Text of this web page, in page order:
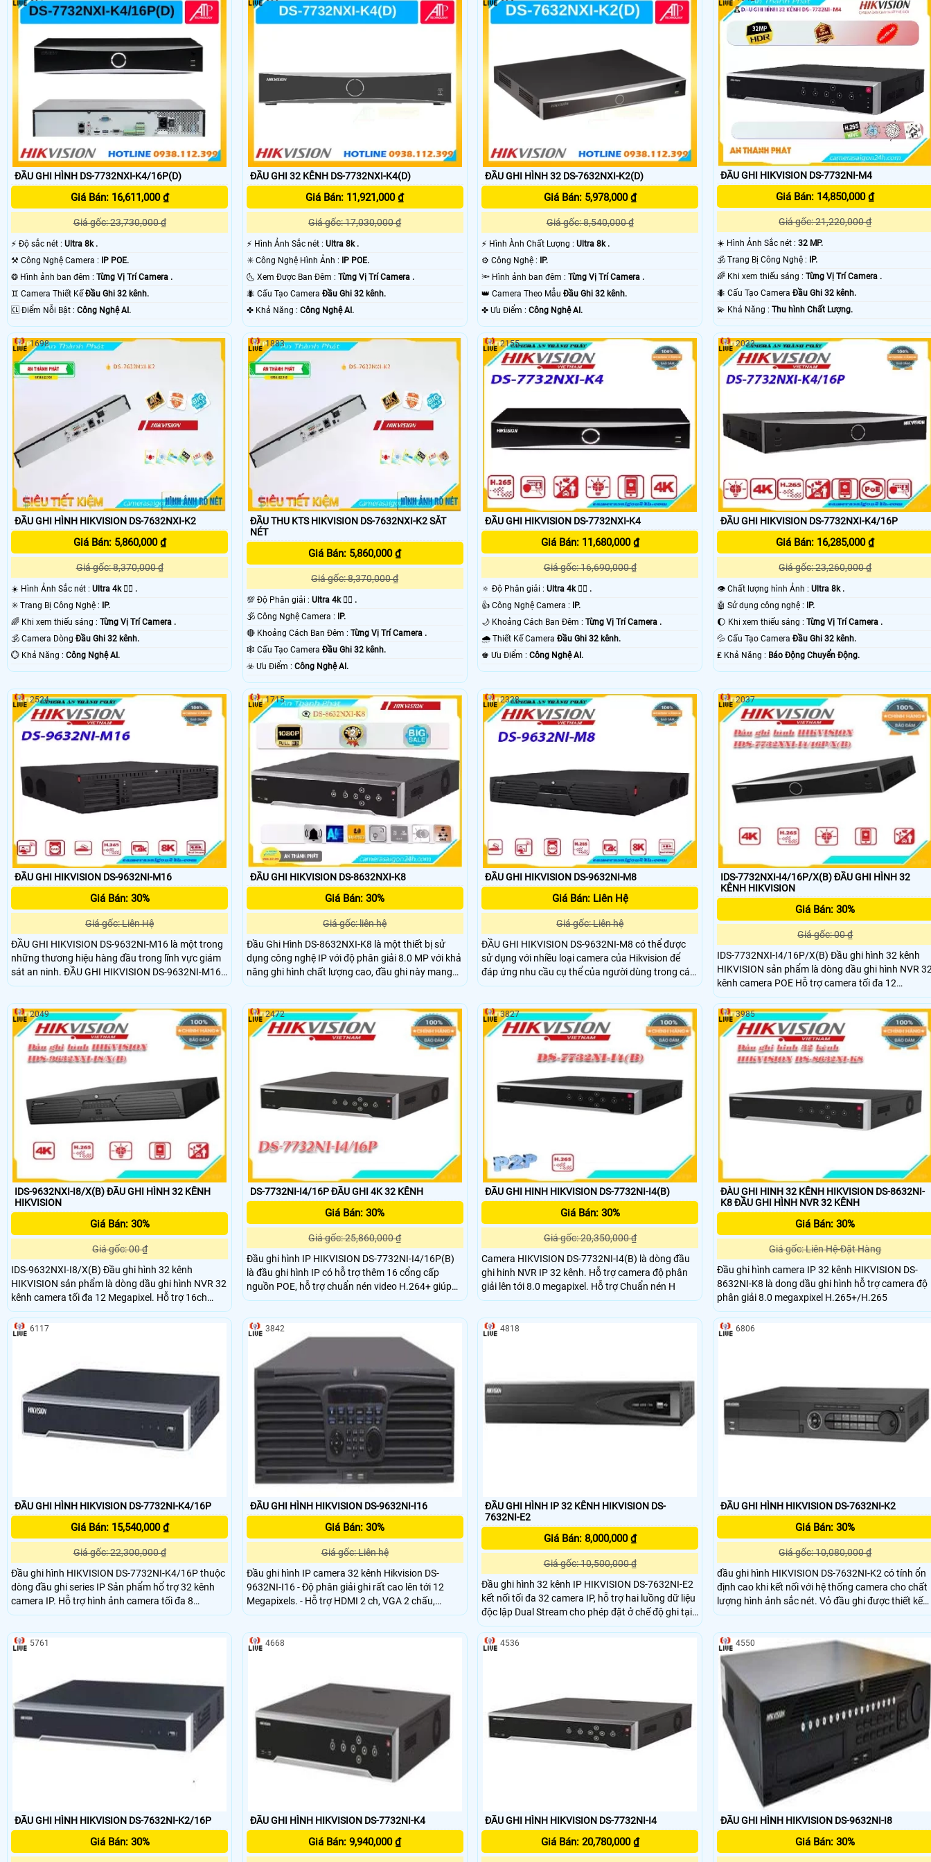
'
ĐẦU GHI HÌNH DS-7732NXI-K4/16P(D)
Giá Bán: 16,611,000 ₫
Giá gốc: 23,730,000 ₫
️⚡ Độ sắc nét : Ultra 8k .
⚒ Công Nghệ Camera :
IP POE.
❂ Hình ảnh ban đêm : Từng Vị Trí Camera .
♊ Camera Thiết Kế Đầu Ghi 32 kênh.
️🆑 Điểm Nỗi Bật : Công Nghệ AI.
ĐẦU GHI 32 KÊNH DS-7732NXI-K4(D)
Giá Bán: 11,921,000 ₫
Giá gốc: 17,030,000 ₫
️⚡ Hình Ảnh Sắc nét : Ultra 8k .
✳️ Công Nghệ Hình Ảnh :
IP POE.
🌜 Xem Được Ban Đêm : Từng Vị Trí Camera .
🐜 Cấu Tạo Camera Đầu Ghi 32 kênh.
️✤ Khả Năng : Công Nghệ AI.
ĐẦU GHI HÌNH 32 DS-7632NXI-K2(D)
Giá Bán: 5,978,000 ₫
Giá gốc: 8,540,000 ₫
️⚡ Hình Ành Chất Lượng :Ultra 8k .
⚙ Công Nghệ :
IP.
🔦 Hình ảnh ban đêm :Từng Vị Trí Camera .
👑 Camera Theo MẫuĐầu Ghi 32 kênh.
️✤ Ưu Điểm :Công Nghệ AI.
ĐẦU GHI HIKVISION DS-7732NI-M4
Giá Bán: 14,850,000 ₫
Giá gốc: 21,220,000 ₫
☀️ Hình Ảnh Sắc nét : 32 MP.
🕉️ Trang Bị Công Nghệ : IP.
🌈 Khi xem thiếu sáng : Từng Vị Trí Camera .
🐜 Cấu Tạo Camera Đầu Ghi 32 kênh.
️💫 Khả Năng : Thu hình Chất Lượng.
ĐẦU GHI HÌNH HIKVISION DS-7632NXI-K2
Giá Bán: 5,860,000 ₫
Giá gốc: 8,370,000 ₫
☀️ Hình Ảnh Sắc nét : Ultra 4k 👍🏾 .
✳️ Trang Bị Công Nghệ :
IP.
🌈 Khi xem thiếu sáng : Từng Vị Trí Camera .
🕉️ Camera Dòng Đầu Ghi 32 kênh.
️💮 Khả Năng : Công Nghệ AI.
1698
ĐẦU THU KTS HIKVISION DS-7632NXI-K2 SẮT
NÉT
Giá Bán: 5,860,000 ₫
Giá gốc: 8,370,000 ₫
💯 Độ Phân giải : Ultra 4k 👍🏾 .
🕉️ Công Nghệ Camera :
IP.
🔴 Khoảng Cách Ban Đêm : Từng Vị Trí Camera .
🕸️ Cấu Tạo Camera Đầu Ghi 32 kênh.
️☣️ Ưu Điểm : Công Nghệ AI.
1883
ĐẦU GHI HIKVISION DS-7732NXI-K4
Giá Bán: 11,680,000 ₫
Giá gốc: 16,690,000 ₫
🔅 Độ Phân giải :Ultra 4k 👍🏾 .
👍 Công Nghệ Camera :
IP.
🌙 Khoảng Cách Ban Đêm :Từng Vị Trí Camera .
🌧️ Thiết Kế CameraĐầu Ghi 32 kênh.
️♚ Ưu Điểm :Công Nghệ AI.
2155
ĐẦU GHI HIKVISION DS-7732NXI-K4/16P
Giá Bán: 16,285,000 ₫
Giá gốc: 23,260,000 ₫
👁 Chất lượng hình Ảnh : Ultra 8k .
🤖️ Sử dụng công nghệ :
IP.
🌔 Khi xem thiếu sáng : Từng Vị Trí Camera .
💦 Cấu Tạo Camera Đầu Ghi 32 kênh.
️₤ Khả Năng : Báo Động Chuyển Động.
2033
ĐẦU GHI HIKVISION DS-9632NI-M16
Giá Bán: 30%
Giá gốc: Liên Hệ
ĐẦU GHI HIKVISION DS-9632NI-M16 là một trong
những thương hiệu hàng đầu trong lĩnh vực giám
sát an ninh. ĐẦU GHI HIKVISION DS-9632NI-M16
được thiết kế để đáp ứng nhu cầu giám sát an ninh
ngân hàng, bệnh viện, nhà máy, văn phòng, cửa
hàng, siêu thị, và nhiều ứng dụng khác.
2524
ĐẦU GHI HIKVISION DS-8632NXI-K8
Giá Bán: 30%
Giá gốc: liên hệ
Đầu Ghi Hình DS-8632NXI-K8 là một thiết bị sử
dụng công nghệ IP với độ phân giải 8.0 MP với khả
năng ghi hình chất lượng cao, đầu ghi này mang
đến hình ảnh rõ nét và chân thực. Ngoài ra, nó còn
vào và ra video, lưu trữ dữ liệu, giao tiếp mạng và
quản lý từ xa
1715
ĐẦU GHI HIKVISION DS-9632NI-M8
Giá Bán: Liên Hệ
Giá gốc: Liên hệ
ĐẦU GHI HIKVISION DS-9632NI-M8 có thể được
sử dụng với nhiều loại camera của Hikvision để
đáp ứng nhu cầu cụ thể của người dùng trong các
tình huống khác nhau. Thiết bị phù hợp sử dụng ở
công cộng, quảng trường, sân vận động, nhà ga…
nơi có góc quan sát rộng hơn, sắc nét hơn , hình
ảnh chi tiết hơn được yêu cầu
2328
IDS-7732NXI-I4/16P/X(B) ĐẦU GHI HÌNH 32
KÊNH HIKVISION
Giá Bán: 30%
Giá gốc: 00 ₫
IDS-7732NXI-I4/16P/X(B) Đầu ghi hình 32 kênh
HIKVISION sản phẩm là dòng dầu ghi hình NVR
kênh camera POE Hỗ trợ camera tối đa 12
Megapixel. Hỗ trợ 16ch Nhận diện & phân tích 32
thư viện và 100,000 khuôn mặt. Xuất hình độc lập
VGA / HDMI 4K. Hỗ trợ 4 ổ cứng Sata 10TB, 1
eSata 2 LAN 1Gbps, 1USB 3
2037
IDS-9632NXI-I8/X(B) ĐẦU GHI HÌNH 32 KÊNH
HIKVISION
Giá Bán: 30%
Giá gốc: 00 ₫
IDS-9632NXI-I8/X(B) Đầu ghi hình 32 kênh
HIKVISION sản phẩm là dòng dầu ghi hình NVR 32
kênh camera tối đa 12 Megapixel. Hỗ trợ 16ch
Nhận diện & phân tích 32 thư viện và 100,000
khuôn mặt. Xuất hình độc lập 4K HDMI1/HDMI2.
Hỗ trợ 8 ổ cứng Sata 10TB, 1 eSata 2 LAN 1Gbps,
2049
DS-7732NI-I4/16P ĐẦU GHI 4K 32 KÊNH
Giá Bán: 30%
Giá gốc: 25,860,000 ₫
Đầu ghi hình IP HIKVISION DS-7732NI-I4/16P(B)
là đầu ghi hình IP có hỗ trợ thêm 16 cổng cấp
nguồn POE, hỗ trợ chuẩn nén video H.264+ giúp
tiết kiệm trung bình hơn 50% dung lượng lưu trữ và
camera IP, xem lại, truyền dữ liệu qua mạng, sao
lưu, giám sát trên điện thoại.
2472
ĐẦU GHI HINH HIKVISION DS-7732NI-I4(B)
Giá Bán: 30%
Giá gốc: 20,350,000 ₫
Camera HIKVISION DS-7732NI-I4(B) là dòng đầu
ghi hinh NVR IP 32 kênh. Hỗ trợ camera độ phân
giải lên tới 8.0 megapixel. Hỗ trợ Chuẩn nén H
3827
ĐÀU GHI HINH 32 KÊNH HIKVISION DS-8632NI-
K8 ĐẦU GHI HÌNH NVR 32 KÊNH
Giá Bán: 30%
Giá gốc: Liên Hệ-Đặt Hàng
Đầu ghi hình camera IP 32 kênh HIKVISION DS-
8632NI-K8 là dong dầu ghi hình hỗ trợ camera độ
phân giải 8.0 megaxpixel H.265+/H.265
3985
ĐẦU GHI HÌNH HIKVISION DS-7732NI-K4/16P
Giá Bán: 15,540,000 ₫
Giá gốc: 22,300,000 ₫
Đầu ghi hình HIKVISION DS-7732NI-K4/16P thuộc
dòng đầu ghi series IP Sản phẩm hổ trợ 32 kênh
camera IP. Hỗ trợ hình ảnh camera tối đa 8
MP@50fps. Băng thông vào ra 256/160 Mbps. Có
1920x1080 đồng thời hổ trợ được 4ổ cứng ( tối đa
6117
ĐẦU GHI HÌNH HIKVISION DS-9632NI-I16
Giá Bán: 30%
Giá gốc: Liên hệ
Đầu ghi hình IP camera 32 kênh Hikvision DS-
9632NI-I16 - Độ phân giải ghi rất cao lên tới 12
Megapixels. - Hỗ trợ HDMI 2 ch, VGA 2 chấu,
HMDI1 lên tới 4K độ phân giải (3840x2160) - Hỗ
màn hình cảm ứng 7 LDC (Touch screen)
3842
ĐẦU GHI HÌNH IP 32 KÊNH HIKVISION DS-
7632NI-E2
Giá Bán: 8,000,000 ₫
Giá gốc: 10,500,000 ₫
Đầu ghi hình 32 kênh IP HIKVISION DS-7632NI-E2
kết nối tối đa 32 camera IP, hỗ trợ hai luồng dữ liệu
độc lập Dual Stream cho phép đặt ở chế độ ghi tại
chỗ và xem qua mạng thông số tối ưu nhất , hỗ trợ
2 ổ cứng có dung lượng tối đa 6TB. Hot Hot : Hỗ
trợ xem đồng thời tối đa 128 kênh , đáp ứng cho
4818
ĐẦU GHI HÌNH HIKVISION DS-7632NI-K2
Giá Bán: 30%
Giá gốc: 10,080,000 ₫
đầu ghi hình HIKVISION DS-7632NI-K2 có tính ổn
định cao khi kết nối với hệ thống camera cho chất
lượng hình ảnh sắc nét. Vỏ đầu ghi được thiết kế
bằng kim loại gia tăng sự chắc chắn cho đầu ghi,
riêng, khu trung cư, biệt thự,…
6806
ĐẦU GHI HÌNH HIKVISION DS-7632NI-K2/16P
Giá Bán: 30%
5761
ĐẦU GHI HÌNH HIKVISION DS-7732NI-K4
Giá Bán: 9,940,000 ₫
4668
ĐẦU GHI HÌNH HIKVISION DS-7732NI-I4
Giá Bán: 20,780,000 ₫
4536
ĐẦU GHI HÌNH HIKVISION DS-9632NI-I8
Giá Bán: 30%
4550